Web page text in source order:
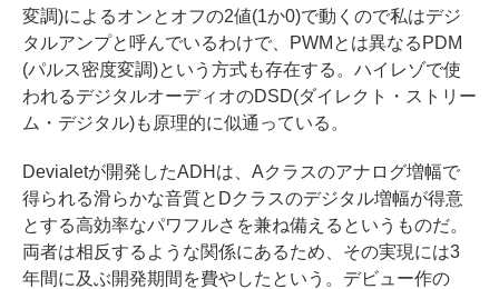
変調)によるオンとオフの2値(1か0)で動くので私はデジ
タルアンプと呼んでいるわけで、PWMとは異なるPDM
(パルス密度変調)という方式も存在する。ハイレゾで使
われるデジタルオーディオのDSD(ダイレクト・ストリー
ム・デジタル)も原理的に似通っている。
Devialetが開発したADHは、Aクラスのアナログ増幅で
得られる滑らかな音質とDクラスのデジタル増幅が得意
とする高効率なパワフルさを兼ね備えるというものだ。
両者は相反するような関係にあるため、その実現には3
年間に及ぶ開発期間を費やしたという。デビュー作の